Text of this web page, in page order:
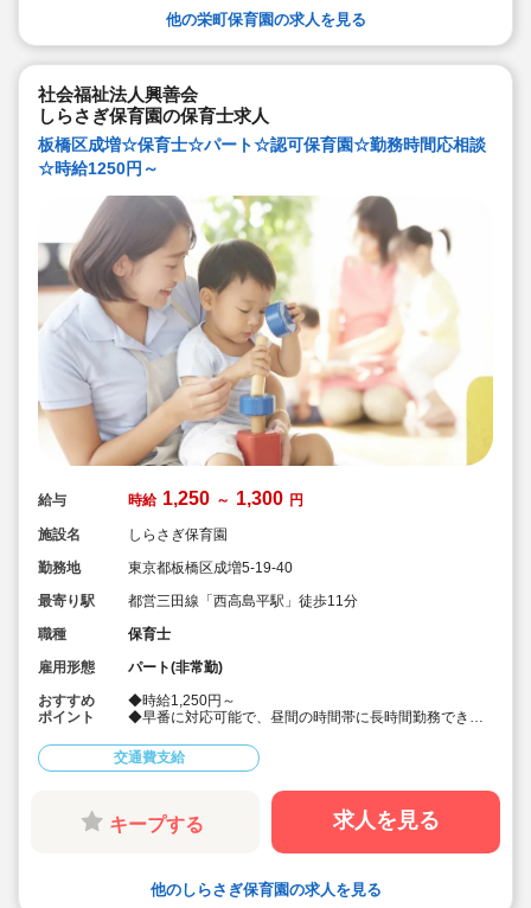
他の栄町保育園の求人を見る
社会福祉法人興善会
しらさぎ保育園の保育士求人
板橋区成増☆保育士☆パート☆認可保育園☆勤務時間応相談
☆時給1250円～
給与 時給 1,250 ～ 1,300 円
施設名
しらさぎ保育園
勤務地
東京都板橋区成増5-19-40
最寄り駅
都営三田線「西高島平駅」徒歩11分
職種
保育士
雇用形態
パート(非常勤)
おすすめ
ポイント
◆時給1,250円～
◆早番に対応可能で、昼間の時間帯に長時間勤務できる
◆勤務時間応相談
◆緑豊かな成増エリア♪
交通費支給
キープする 求人を見る
他のしらさぎ保育園の求人を見る